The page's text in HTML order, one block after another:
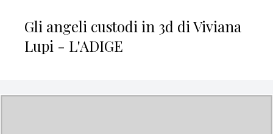
Gli angeli custodi in 3d di Viviana
Lupi - L'ADIGE